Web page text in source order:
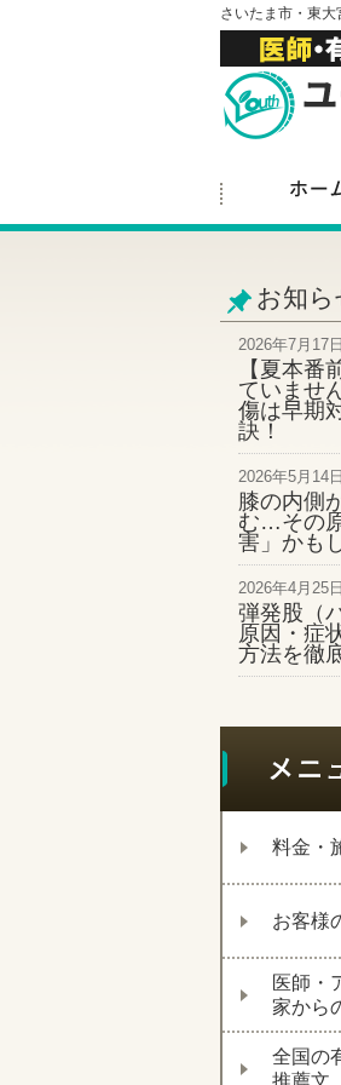
さいたま市・東大
お知ら
2026年7月17日
【夏本番
ていませ
傷は早期
訣！
2026年5月14日
膝の内側
む…その
害」かも
2026年4月25日
弾発股（
原因・症
方法を徹
料金・
お客様
医師・
家から
全国の
推薦文